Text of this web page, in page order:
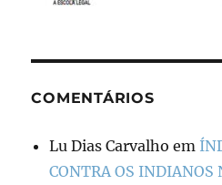
COMENTÁRIOS
Lu Dias Carvalho em
CONTRA OS INDIANOS